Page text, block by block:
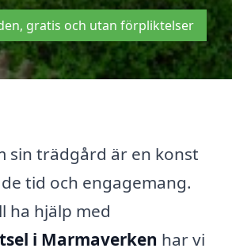
gratis och utan förpliktelser
sin trädgård är en konst
tid och engagemang.
ha hjälp med
i Marmaverken har vi